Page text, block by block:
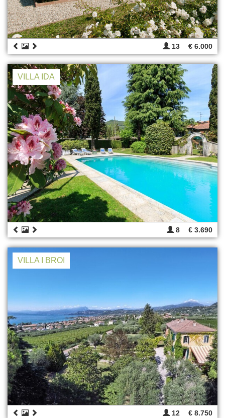
13 € 6.000
VILLA IDA
8 € 3.690
VILLA I BROI
12 € 8.750